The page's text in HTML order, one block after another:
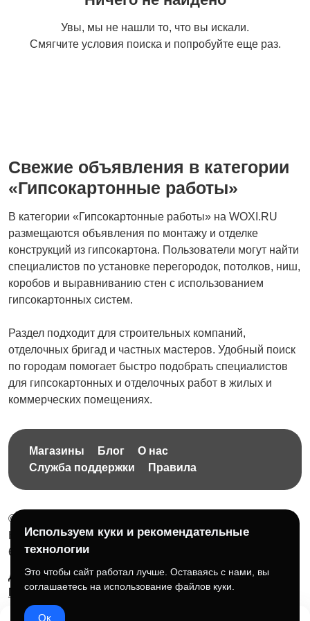
покрытия
Штукатурные работы
Столярные и
плотницкие работы
Гипсокартонные
работы
Высотные работы Изоляция и утепление
Ремонт коммерческих
помещений
Вентиляция
Увы, мы не нашли то, что вы искали.
Смягчите условия поиска и попробуйте еще раз.
Свежие объявления в категории
«Гипсокартонные работы»
В категории «Гипсокартонные работы» на WOXI.RU
размещаются объявления по монтажу и отделке
конструкций из гипсокартона. Пользователи могут найти
специалистов по установке перегородок, потолков, ниш,
коробов и выравниванию стен с использованием
гипсокартонных систем.
Раздел подходит для строительных компаний,
отделочных бригад и частных мастеров. Удобный поиск
по городам помогает быстро подобрать специалистов
для гипсокартонных и отделочных работ в жилых и
коммерческих помещениях.
Магазины Блог
О нас
Служба поддержки
Правила
© 2026 Бесплатная доска объявлений без ограничений
НПД Краснорудская Анастасия Игоревна, ИНН:
614404606809
Документы и правила платформы
Для бизнеса
Партнёрам
Roadmap ☕ Поддержать проект
Используем куки и рекомендательные
технологии
Это чтобы сайт работал лучше. Оставаясь с нами, вы
соглашаетесь на использование файлов куки.
Ок